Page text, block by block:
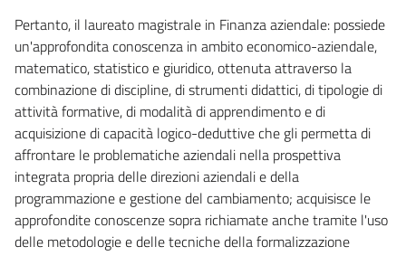
Pertanto, il laureato magistrale in Finanza aziendale: possiede
un'approfondita conoscenza in ambito economico-aziendale,
matematico, statistico e giuridico, ottenuta attraverso la
combinazione di discipline, di strumenti didattici, di tipologie di
attività formative, di modalità di apprendimento e di
acquisizione di capacità logico-deduttive che gli permetta di
affrontare le problematiche aziendali nella prospettiva
integrata propria delle direzioni aziendali e della
programmazione e gestione del cambiamento; acquisisce le
approfondite conoscenze sopra richiamate anche tramite l'uso
delle metodologie e delle tecniche della formalizzazione